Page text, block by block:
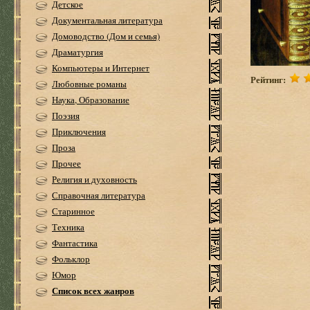
Детское
Документальная литература
Домоводство (Дом и семья)
Драматургия
Компьютеры и Интернет
Любовные романы
Наука, Образование
Поэзия
Приключения
Проза
Прочее
Религия и духовность
Справочная литература
Старинное
Техника
Фантастика
Фольклор
Юмор
Список всех жанров
Рейтинг: